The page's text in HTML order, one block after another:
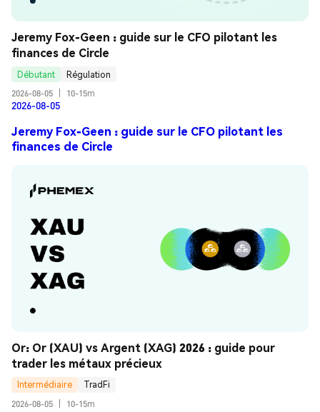
Jeremy Fox-Geen : guide sur le CFO pilotant les
finances de Circle
Débutant
Régulation
2026-08-05
10-15m
2026-08-05
Jeremy Fox-Geen : guide sur le CFO pilotant les
finances de Circle
Or: Or (XAU) vs Argent (XAG) 2026 : guide pour
trader les métaux précieux
Intermédiaire
TradFi
2026-08-05
10-15m